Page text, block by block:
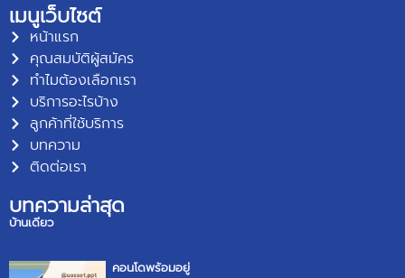
เมนูเว็บไซต์
หน้าแรก
คุณสมบัติผู้สมัคร
ทำไมต้องเลือกเรา
บริการอะไรบ้าง
ลูกค้าที่ใช้บริการ
บทความ
ติดต่อเรา
บทความล่าสุด
บ้านเดี่ยว
คอนโดพร้อมอยู่